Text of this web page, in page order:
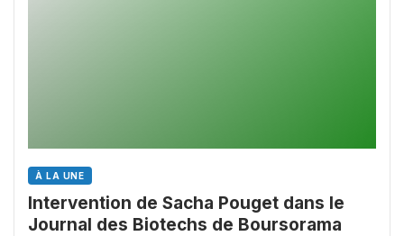
À LA UNE
Intervention de Sacha Pouget dans le
Journal des Biotechs de Boursorama